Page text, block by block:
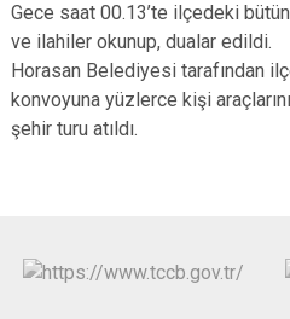
Gece saat 00.13’te ilçedeki
ve ilahiler okunup, dualar edildi.
Horasan Belediyesi tarafından
konvoyuna yüzlerce kişi
şehir turu atıldı.